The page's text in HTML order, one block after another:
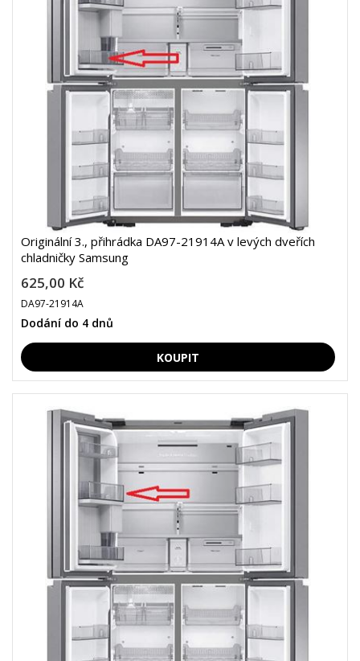
Originální 3., přihrádka DA97-21914A v levých dveřích
chladničky Samsung
625,00 Kč
DA97-21914A
Dodání do 4 dnů